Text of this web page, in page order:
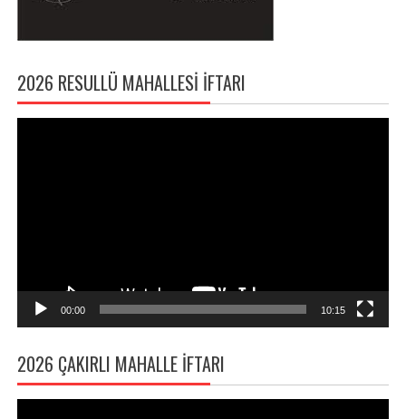
2026 RESULLÜ MAHALLESI İFTARI
00:00 10:15
2026 ÇAKIRLI MAHALLE İFTARI